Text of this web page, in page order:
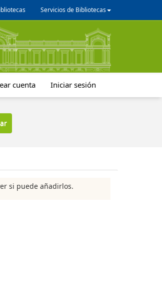
Servicios de Bibliotecas
cuenta Iniciar sesión
si puede añadirlos.